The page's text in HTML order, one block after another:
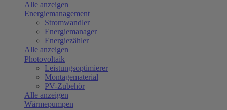
Alle anzeigen
Energiemanagement
Stromwandler
Energiemanager
Energiezähler
Alle anzeigen
Photovoltaik
Leistungsoptimierer
Montagematerial
PV-Zubehör
Alle anzeigen
Wärmepumpen